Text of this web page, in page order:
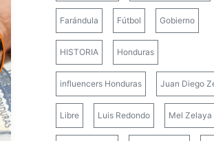
Farándula Fútbol Gobierno
HISTORIA Honduras
influencers Honduras Juan Diego
Libre Luis Redondo Mel Zelaya